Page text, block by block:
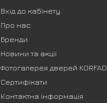
Вхід до кабінету
Про нас
Бренди
Новини та акції
Фотогалерея дверей KORFAD
Сертифікати
Контактна інформація